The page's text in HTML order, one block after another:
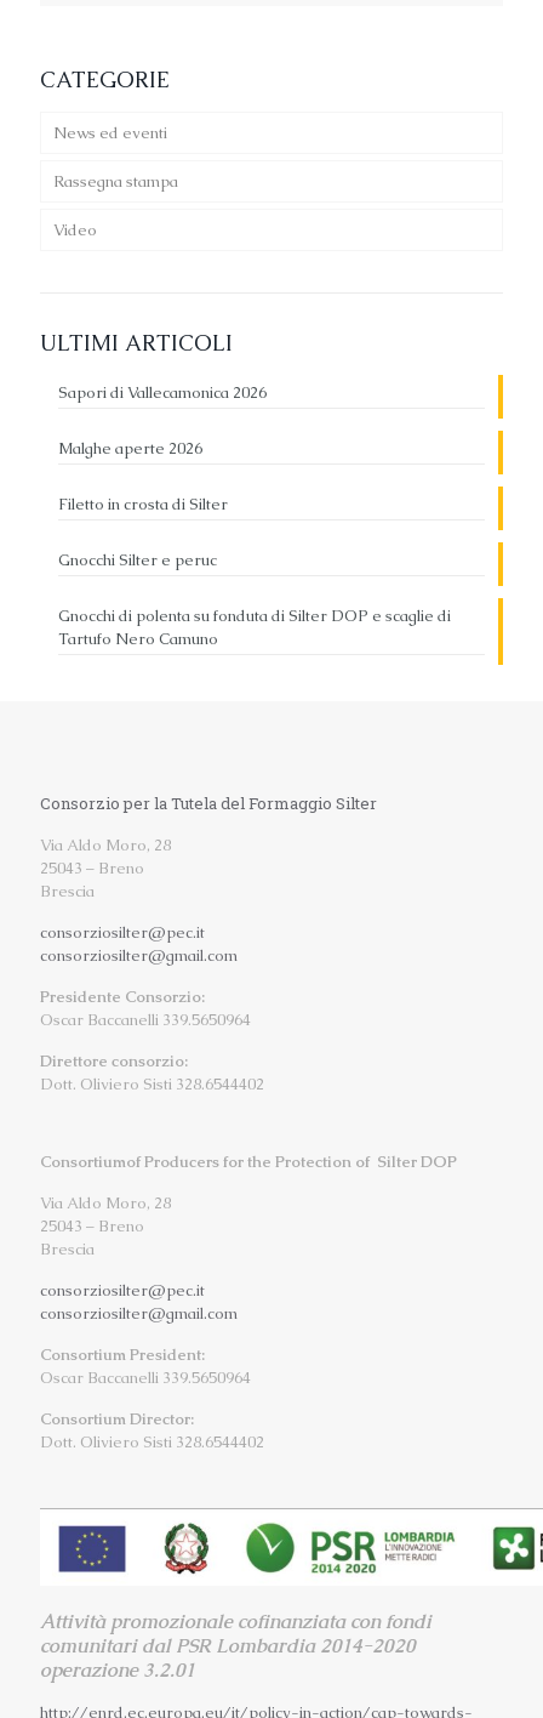
CATEGORIE
News ed eventi
Rassegna stampa
Video
ULTIMI ARTICOLI
Sapori di Vallecamonica 2026
Malghe aperte 2026
Filetto in crosta di Silter
Gnocchi Silter e peruc
Gnocchi di polenta su fonduta di Silter DOP e scaglie di
Tartufo Nero Camuno
Consorzio per la Tutela del Formaggio Silter
Via Aldo Moro, 28
25043 – Breno
Brescia
consorziosilter@pec.it
consorziosilter@gmail.com
Presidente Consorzio:
Oscar Baccanelli 339.5650964
Direttore consorzio:
Dott. Oliviero Sisti 328.6544402
Consortiumof Producers for the Protection of Silter DOP
Via Aldo Moro, 28
25043 – Breno
Brescia
consorziosilter@pec.it
consorziosilter@gmail.com
Consortium President:
Oscar Baccanelli 339.5650964
Consortium Director:
Dott. Oliviero Sisti 328.6544402
Attività promozionale cofinanziata con fondi
comunitari dal PSR Lombardia 2014-2020
operazione 3.2.01
http://enrd.ec.europa.eu/it/policy-in-action/cap-towards-